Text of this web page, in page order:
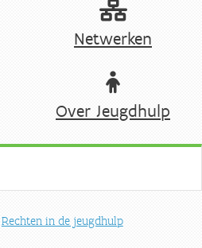
Netwerken
Over Jeugdhulp
Rechten in de jeugdhulp